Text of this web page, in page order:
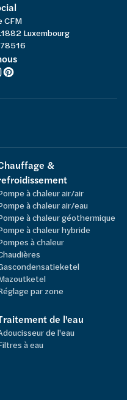
CFM
Luxembourg
&
à chaleur air/air
à chaleur air/eau
à chaleur géothermique
à chaleur hybride
à chaleur
par zone
de l'eau
de l'eau
à eau